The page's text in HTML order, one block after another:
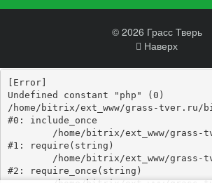
© 2026 Грасс Тверь
Наверх
[Error]
Undefined constant "php" (0)
/home/bitrix/ext_www/grass-tver.ru/
#0: include_once
#1: require(string)
#2: require_once(string)